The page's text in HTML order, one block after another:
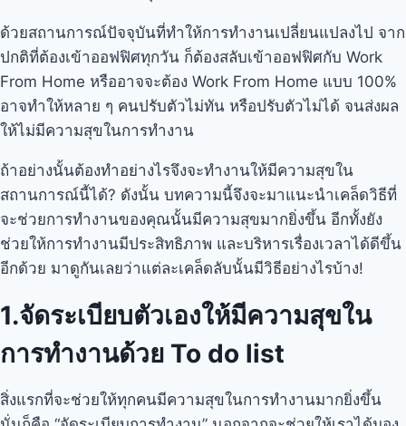
ด้วยสถานการณ์ปัจจุบันที่ทำให้การทำงานเปลี่ยนแปลงไป จาก
ปกติที่ต้องเข้าออฟฟิศทุกวัน ก็ต้องสลับเข้าออฟฟิศกับ Work
From Home หรืออาจจะต้อง Work From Home แบบ 100%
อาจทำให้หลาย ๆ คนปรับตัวไม่ทัน หรือปรับตัวไม่ได้ จนส่งผล
ให้ไม่มีความสุขในการทำงาน
ถ้าอย่างนั้นต้องทำอย่างไรจึงจะทำงานให้มีความสุขใน
สถานการณ์นี้ได้? ดังนั้น บทความนี้จึงจะมาแนะนำเคล็ดวิธีที่
จะช่วยการทำงานของคุณนั้นมีความสุขมากยิ่งขึ้น อีกทั้งยัง
ช่วยให้การทำงานมีประสิทธิภาพ และบริหารเรื่องเวลาได้ดีขึ้น
อีกด้วย มาดูกันเลยว่าแต่ละเคล็ดลับนั้นมีวิธีอย่างไรบ้าง!
1.จัดระเบียบตัวเองให้มีความสุขใน
การทำงานด้วย To do list
สิ่งแรกที่จะช่วยให้ทุกคนมีความสุขในการทำงานมากยิ่งขึ้น